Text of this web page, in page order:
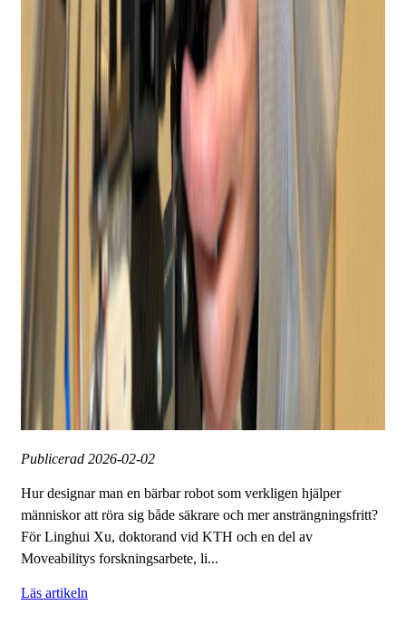
Publicerad 2026-02-02
Hur designar man en bärbar robot som verkligen hjälper
människor att röra sig både säkrare och mer ansträngningsfritt?
För Linghui Xu, doktorand vid KTH och en del av
Moveabilitys forskningsarbete, li...
Läs artikeln